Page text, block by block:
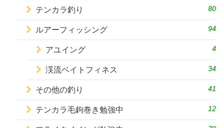
テンカラ釣り 80
ルアーフィッシング 94
アユイング 4
渓流ベイトフィネス 34
その他の釣り 41
テンカラ毛鉤巻き勉強中 12